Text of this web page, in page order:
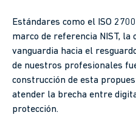
Estándares como el ISO
marco de referencia NIST, la
vanguardia hacia el
de nuestros profesionales
construcción de esta
atender la brecha entre
protección.